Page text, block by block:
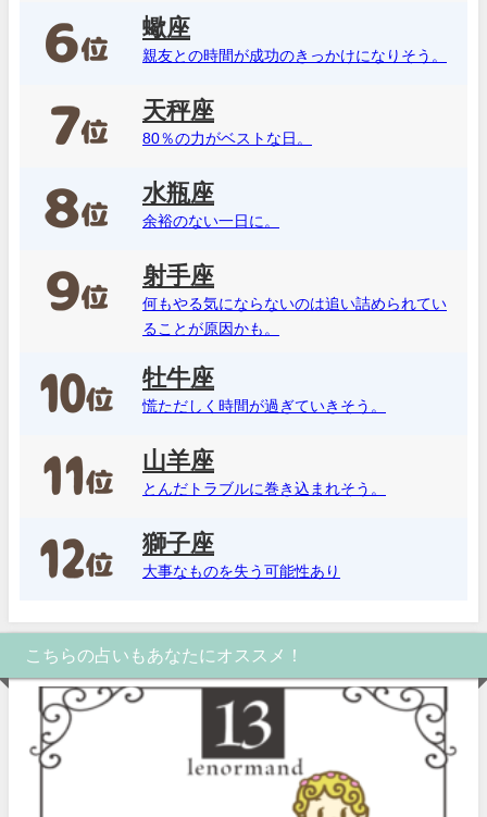
蠍座
親友との時間が成功のきっかけになりそう。
天秤座
80％の力がベストな日。
水瓶座
余裕のない一日に。
射手座
何もやる気にならないのは追い詰められてい
ることが原因かも。
牡牛座
慌ただしく時間が過ぎていきそう。
山羊座
とんだトラブルに巻き込まれそう。
獅子座
大事なものを失う可能性あり
こちらの占いもあなたにオススメ！